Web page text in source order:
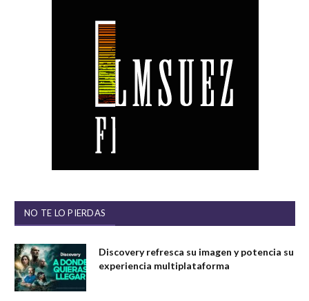
NO TE LO PIERDAS
Discovery refresca su imagen y potencia su
experiencia multiplataforma